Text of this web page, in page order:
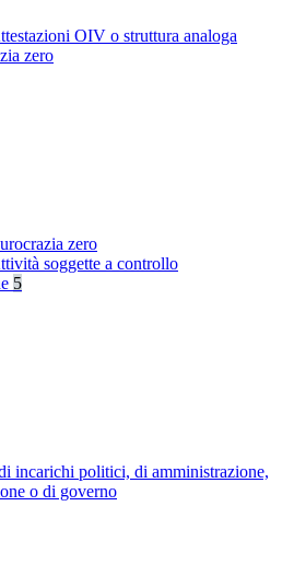
OIV o struttura analoga
zero
zero
soggette a controllo
5
incarichi politici, di amministrazione,
o di governo